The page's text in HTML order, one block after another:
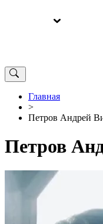
Главная
>
Петров Андрей
Петров